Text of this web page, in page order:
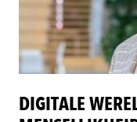
DIGITALE